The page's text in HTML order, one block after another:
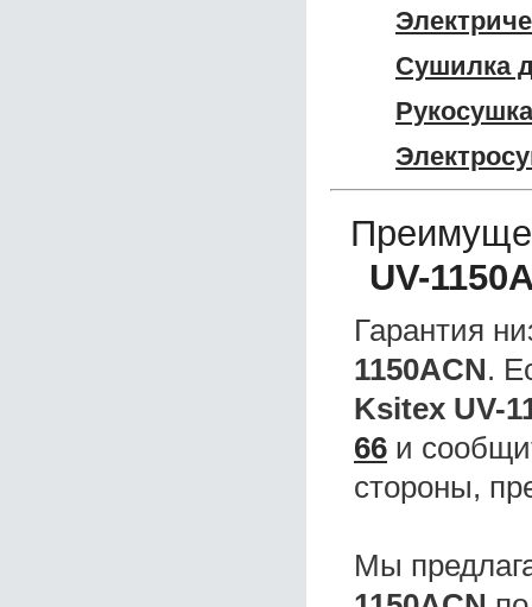
Сушилка
UV-
Гарантия
1150ACN.
Ksitex UV-
66 и
стороны,
Мы